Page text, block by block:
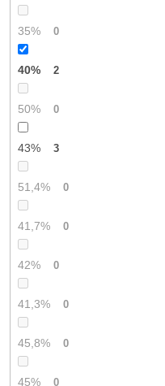
35% 0
40% 2
50% 0
43% 3
51,4% 0
41,7% 0
42% 0
41,3% 0
45,8% 0
45% 0